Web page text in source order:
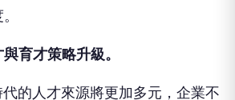
育才策略升級。
的人才來源將更加多元，企業不